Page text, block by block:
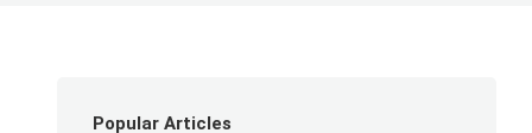
Popular Articles